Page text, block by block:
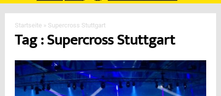
MENU
Startseite » Supercross Stuttgart
Tag : Supercross Stuttgart